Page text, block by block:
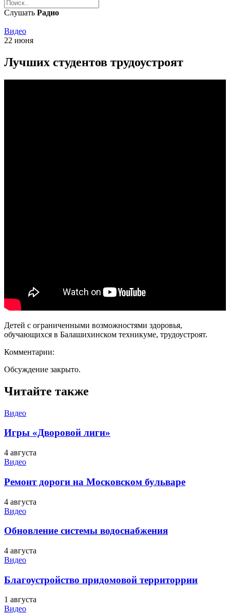
Слушать Радио
Видео
22 июня
Лучших студентов трудоустроят
Детей с ограниченными возможностями здоровья,
обучающихся в Балашихинском техникуме, трудоустроят.
Комментарии:
Обсуждение закрыто.
Читайте также
Видео
Игры «Дворовой лиги»
4 августа
Видео
Ремонт дороги на Московском бульваре
4 августа
Видео
Обновление системы водоснабжения
4 августа
Видео
Благоустройство придомовой территоррии
1 августа
Видео